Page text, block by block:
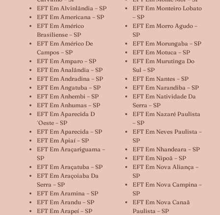
EFT Em Alvinlândia – SP
EFT Em Americana – SP
EFT Em Américo
Brasiliense – SP
EFT Em Américo De
Campos – SP
EFT Em Amparo – SP
EFT Em Analândia – SP
EFT Em Andradina – SP
EFT Em Angatuba – SP
EFT Em Anhembi – SP
EFT Em Anhumas – SP
EFT Em Aparecida D
´oeste – SP
EFT Em Aparecida – SP
EFT Em Apiaí – SP
EFT Em Araçariguama –
SP
EFT Em Araçatuba – SP
EFT Em Araçoiaba Da
Serra – SP
EFT Em Aramina – SP
EFT Em Arandu – SP
EFT Em Arapeí – SP
EFT Em Monteiro Lobato
– SP
EFT Em Morro Agudo –
SP
EFT Em Morungaba – SP
EFT Em Motuca – SP
EFT Em Murutinga Do
Sul – SP
EFT Em Nantes – SP
EFT Em Narandiba – SP
EFT Em Natividade Da
Serra – SP
EFT Em Nazaré Paulista
– SP
EFT Em Neves Paulista –
SP
EFT Em Nhandeara – SP
EFT Em Nipoã – SP
EFT Em Nova Aliança –
SP
EFT Em Nova Campina –
SP
EFT Em Nova Canaã
Paulista – SP